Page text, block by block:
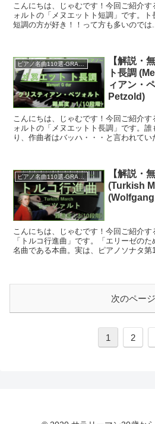
こんにちは、じゃむです！今回ご紹介
ォルトの「メヌエットト短調」です。
短調の方が好き！！って方も多いのでは...
ピアノ名曲110選-GRADE A
【解説・
ト長調
ィアン・
Petzold)
こんにちは、じゃむです！今回ご紹介
ォルトの「メヌエットト長調」です。
り、作曲者はバッハ・・・と言われてい
【解説・
(Turkish
こんにちは、じゃむです！今回ご紹介
「トルコ行進曲」です。「エリーゼの
名曲である本曲。実は、ピアノソナタ第
次のページ
1 2